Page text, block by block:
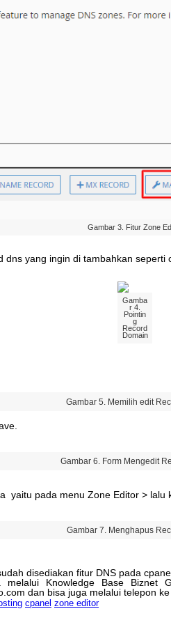
Gambar 3. Fitur Zone
dns yang ingin di tambahkan seperti
Gamba
r 4
Pointin
g
Record
Domain
Gambar 5 Memilih edit
.
Gambar 6. Form Mengedit
yaitu pada menu Zone Editor > lalu
Gambar 7. Menghapus
disediakan fitur DNS pada
melalui Knowledge Base Biznet
com dan bisa juga melalui telepon ke
cpanel zone editor